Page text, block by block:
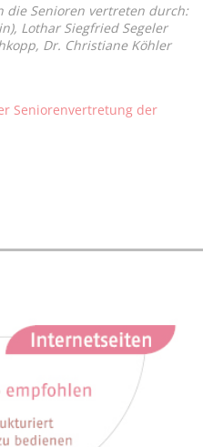
die Senioren vertreten durch:
Lothar Siegfried Segeler
Dr. Christiane Köhler
Seniorenvertretung der